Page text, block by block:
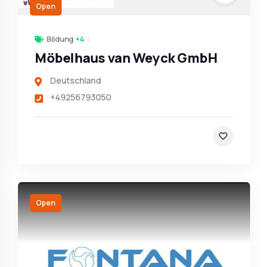
Open
Bildung +4
Möbelhaus van Weyck GmbH
Deutschland
+49256793050
Open